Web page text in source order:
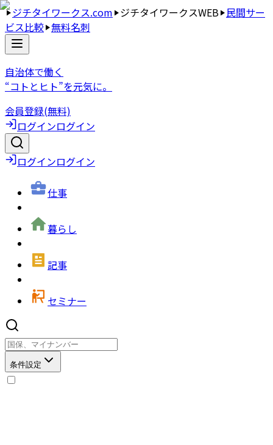
ジチタイワークス.com ジチタイワークスWEB 民間サー
ビス比較 無料名刺
自治体で働く
“コトとヒト”を元気に。
会員登録(無料)
ログインログイン
ログインログイン
仕事
暮らし
記事
セミナー
条件設定